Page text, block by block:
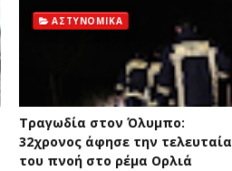
ΑΣΤΥΝΟΜΙΚΑ
Τραγωδία στον Όλυμπο:
32χρονος άφησε την τελευταία
του πνοή στο ρέμα Ορλιά